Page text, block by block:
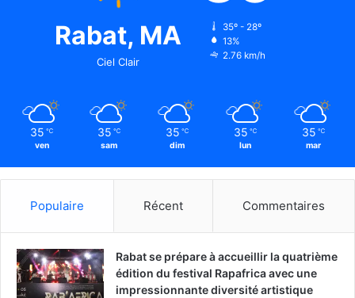
Rabat, MA
Ciel Clair
35º - 28º
13%
2.76 km/h
35 ℃
ven
35 ℃
sam
35 ℃
dim
35 ℃
lun
35 ℃
mar
Populaire Récent Commentaires
Rabat se prépare à accueillir la quatrième
édition du festival Rapafrica avec une
impressionnante diversité artistique